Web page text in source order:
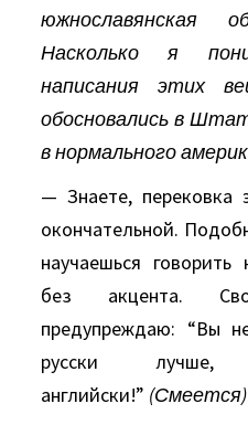
южнославянская
Насколько я
написания этих
обосновались в
в нормального
— Знаете, перековка
окончательной.
научаешься
без акцента.
предупреждаю: “Вы
русски
английски!” (Смеется)